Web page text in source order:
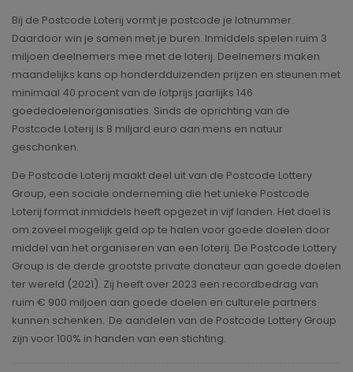
Bij de Postcode Loterij vormt je postcode je lotnummer.
Daardoor win je samen met je buren. Inmiddels spelen ruim 3
miljoen deelnemers mee met de loterij. Deelnemers maken
maandelijks kans op honderdduizenden prijzen en steunen met
minimaal 40 procent van de lotprijs jaarlijks 146
goededoelenorganisaties. Sinds de oprichting van de
Postcode Loterij is 8 miljard euro aan mens en natuur
geschonken.
De Postcode Loterij maakt deel uit van de Postcode Lottery
Group, een sociale onderneming die het unieke Postcode
Loterij format inmiddels heeft opgezet in vijf landen. Het doel is
om zoveel mogelijk geld op te halen voor goede doelen door
middel van het organiseren van een loterij. De Postcode Lottery
Group is de derde grootste private donateur aan goede doelen
ter wereld (2021). Zij heeft over 2023 een recordbedrag van
ruim € 900 miljoen aan goede doelen en culturele partners
kunnen schenken. De aandelen van de Postcode Lottery Group
zijn voor 100% in handen van een stichting.